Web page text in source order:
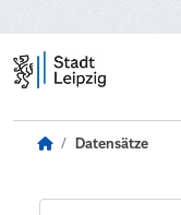
Datensätze